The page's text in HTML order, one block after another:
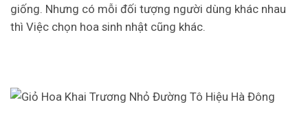
giống. Nhưng có mỗi đối tượng người dùng khác nhau
thì Việc chọn hoa sinh nhật cũng khác.